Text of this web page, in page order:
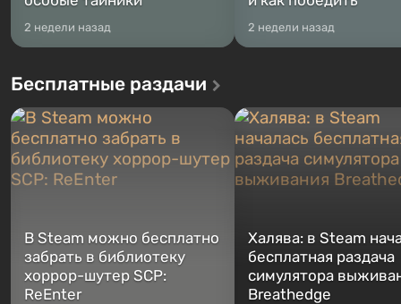
2 недели назад 2 недели назад
Бесплатные раздачи
В Steam можно бесплатно
забрать в библиотеку
хоррор-шутер SCP:
ReEnter
Халява: в Steam
бесплатная раздача
симулятора
Breathedge